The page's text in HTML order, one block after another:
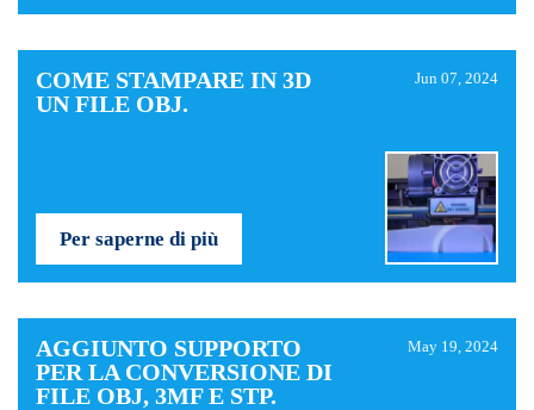
COME STAMPARE IN 3D
UN FILE OBJ.
Jun 07, 2024
Per saperne di più
AGGIUNTO SUPPORTO
PER LA CONVERSIONE DI
FILE OBJ, 3MF E STP.
May 19, 2024